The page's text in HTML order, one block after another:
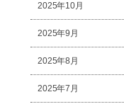
2025年10月
2025年9月
2025年8月
2025年7月